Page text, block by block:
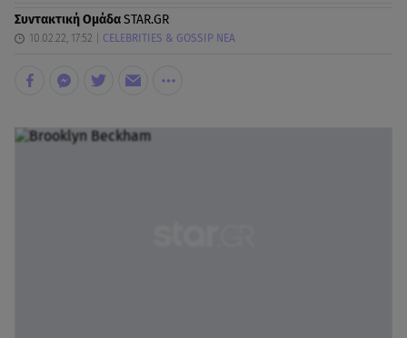
Συντακτική ΟμάδαSTAR.GR
10.02.22, 17:52 CELEBRITIES & GOSSIP ΝΕΑ